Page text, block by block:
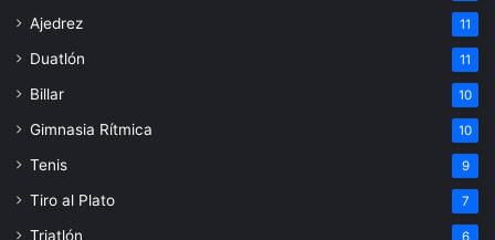
Ajedrez 11
Duatlón 11
Billar 10
Gimnasia Rítmica 10
Tenis 9
Tiro al Plato 7
Triatlón 6